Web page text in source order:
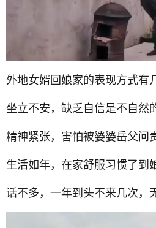
外地女婿回娘家的表现方式有
坐立不安，缺乏自信是不自然
精神紧张，害怕被婆婆岳父问
生活如年，在家舒服习惯了到
话不多，一年到头不来几次，